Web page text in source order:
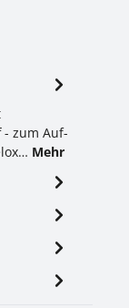
- zum Auf-
Mehr